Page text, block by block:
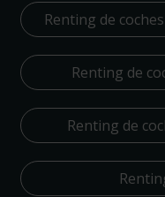
Renting de
Renting de
Renting de